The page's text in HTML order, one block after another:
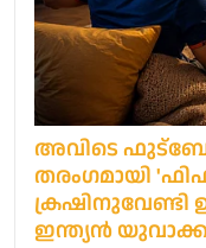
അവിടെ
തരംഗമായി
ക്രഷിനുവേണ്ടി
ഇന്ത്യന്‍